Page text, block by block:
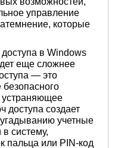
управление
которые
в Windows
еще сложнее
— это
устраняющее
доступа создает
учетные
систему,
пальца или PIN-код